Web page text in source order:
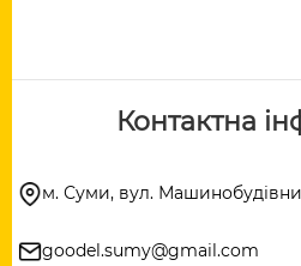
Контактна
м. Суми, вул.
goodel.sumy@gmail.com